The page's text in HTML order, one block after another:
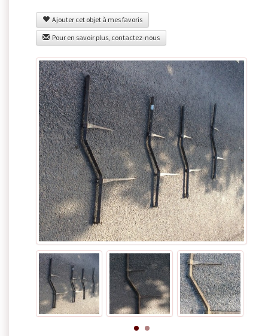
Ajouter cet objet à mes favoris
Pour en savoir plus, contactez-nous